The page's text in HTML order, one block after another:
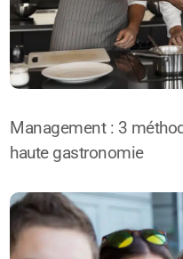
Management : 3
haute gastronomie